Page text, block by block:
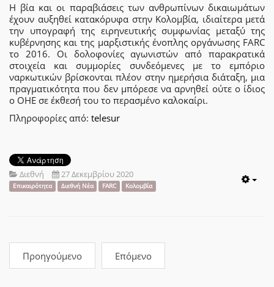
Η βία και οι παραβιάσεις των ανθρωπίνων δικαιωμάτων
έχουν αυξηθεί κατακόρυφα στην Κολομβία, ιδιαίτερα μετά
την υπογραφή της ειρηνευτικής συμφωνίας μεταξύ της
κυβέρνησης και της μαρξιστικής ένοπλης οργάνωσης FARC
το 2016. Οι δολοφονίες αγωνιστών από παρακρατικά
στοιχεία και συμμορίες συνδεόμενες με το εμπόριο
ναρκωτικών βρίσκονται πλέον στην ημερήσια διάταξη, μια
πραγματικότητα που δεν μπόρεσε να αρνηθεί ούτε ο ίδιος
ο ΟΗΕ σε έκθεσή του το περασμένο καλοκαίρι.
Πληροφορίες από: telesur
Διεθνή 27 Δεκεμβρίου 2020
Επικαιρότητα Διεθνή Νέα FARC Κολομβία
Προηγούμενο Επόμενο